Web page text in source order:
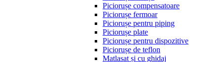
Piciorușe compensatoare
Piciorușe fermoar
Piciorușe pentru piping
Piciorușe plate
Piciorușe pentru dispozitive
Piciorușe de teflon
Matlasat și cu ghidaj